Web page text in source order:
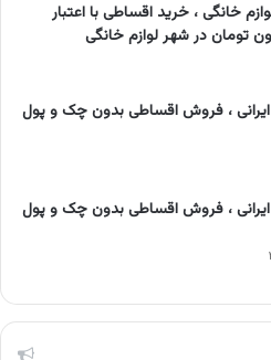
خانگی ، خرید اقساطی با اعتبار
تومان در شهر لوازم خانگی
، فروش اقساطی بدون چک و پول
، فروش اقساطی بدون چک و پول